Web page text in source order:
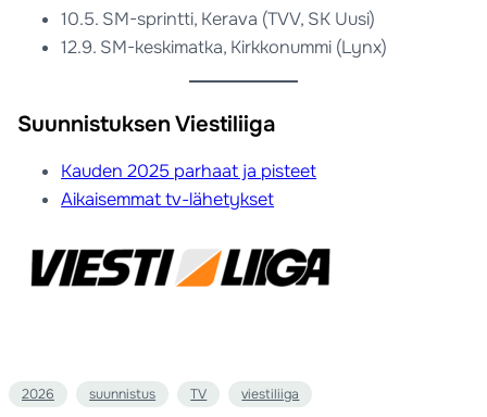
10.5. SM-sprintti, Kerava (TVV, SK Uusi)
12.9. SM-keskimatka, Kirkkonummi (Lynx)
Suunnistuksen Viestiliiga
Kauden 2025 parhaat ja pisteet
Aikaisemmat tv-lähetykset
2026 suunnistus TV viestiliiga